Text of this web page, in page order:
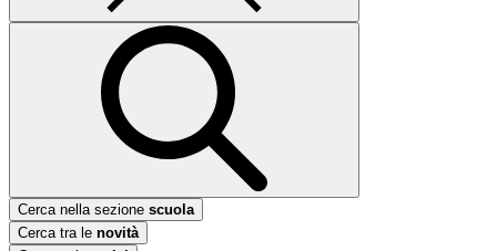
Cerca nella sezione scuola
Cerca tra le novità